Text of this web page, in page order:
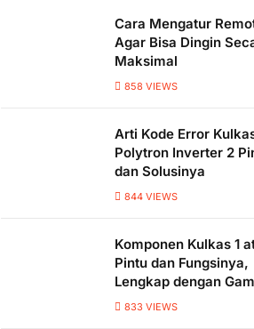
Cara Mengatur
Agar Bisa Dingin
Maksimal
858 VIEWS
Arti Kode Error
Polytron Inverter 2
dan Solusinya
844 VIEWS
Komponen Kulkas 1
Pintu dan Fungsinya,
Lengkap dengan
833 VIEWS